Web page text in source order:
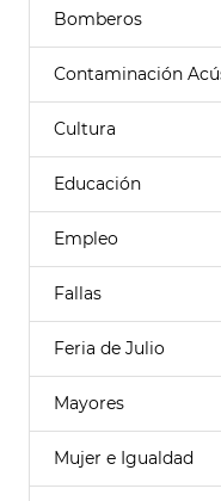
Bomberos
Contaminación
Cultura
Educación
Empleo
Fallas
Feria de Julio
Mayores
Mujer e Igualdad